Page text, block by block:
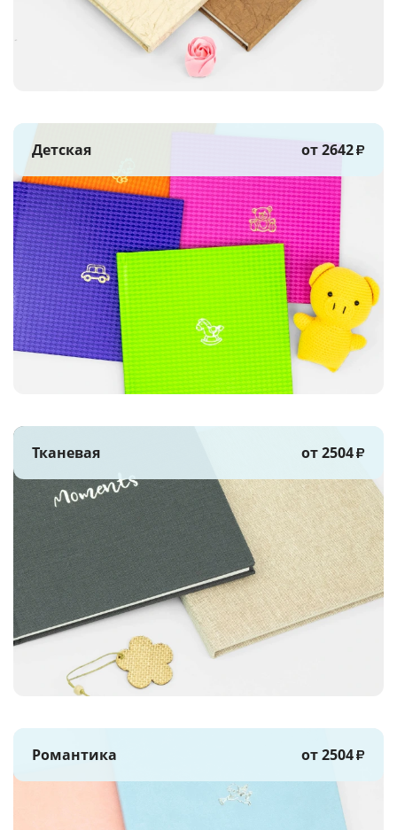
Детская от 2642₽
Тканевая от 2504₽
Романтика от 2504₽